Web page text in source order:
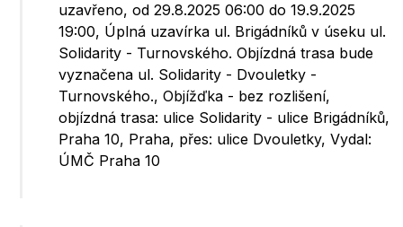
uzavřeno, od 29.8.2025 06:00 do 19.9.2025
19:00, Úplná uzavírka ul. Brigádníků v úseku ul.
Solidarity - Turnovského. Objízdná trasa bude
vyznačena ul. Solidarity - Dvouletky -
Turnovského., Objížďka - bez rozlišení,
objízdná trasa: ulice Solidarity - ulice Brigádníků,
Praha 10, Praha, přes: ulice Dvouletky, Vydal:
ÚMČ Praha 10